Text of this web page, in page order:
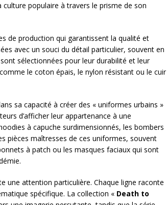
populaire à travers le prisme de son
de production qui garantissent la qualité et
avec un souci du détail particulier, souvent en
sélectionnées pour leur durabilité et leur
le coton épais, le nylon résistant ou le cuir
sa capacité à créer des « uniformes urbains »
d’afficher leur appartenance à une
à capuche surdimensionnés, les bombers
pièces maîtresses de ces uniformes, souvent
à patch ou les masques faciaux qui sont
une attention particulière. Chaque ligne raconte
spécifique. La collection « Death to